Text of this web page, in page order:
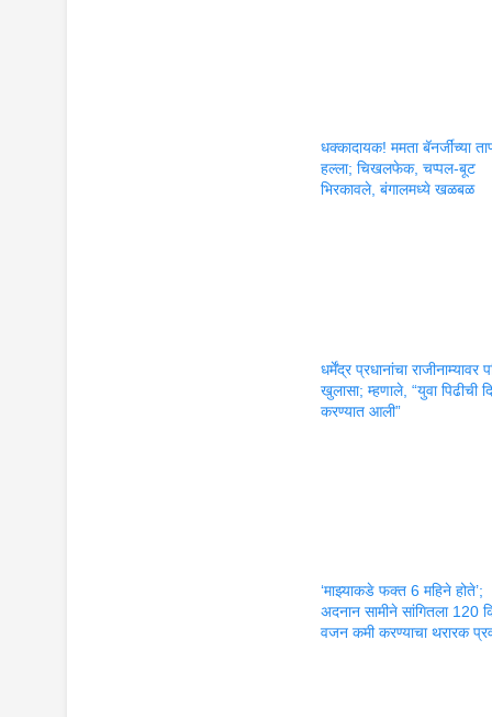
धक्कादायक! ममता बॅनर्जींच्या
हल्ला; चिखलफेक, चप्पल-बूट
भिरकावले, बंगालमध्ये खळबळ
धर्मेंद्र प्रधानांचा राजीनाम्यावर
खुलासा; म्हणाले, “युवा पिढीची
करण्यात आली”
‘माझ्याकडे फक्त 6 महिने होते’;
अदनान सामीने सांगितला 120
वजन कमी करण्याचा थरारक